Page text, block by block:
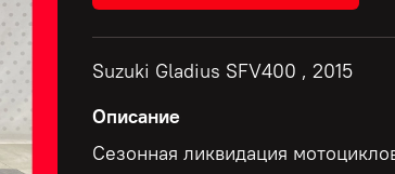
Suzuki Gladius SFV400 , 2015
Описание
Сезонная ликвидация